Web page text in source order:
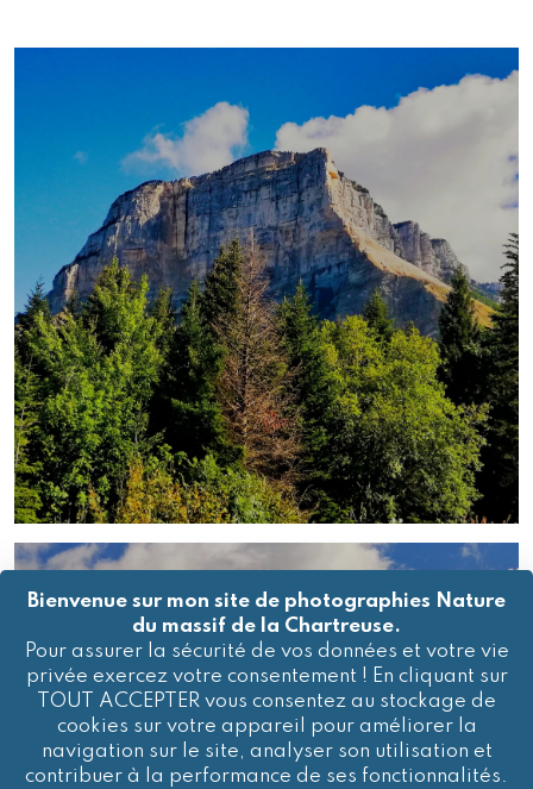
Bienvenue sur mon site de photographies Nature
du massif de la Chartreuse.
Pour assurer la sécurité de vos données et votre vie
privée exercez votre consentement ! En cliquant sur
TOUT ACCEPTER vous consentez au stockage de
cookies sur votre appareil pour améliorer la
navigation sur le site, analyser son utilisation et
contribuer à la performance de ses fonctionnalités.